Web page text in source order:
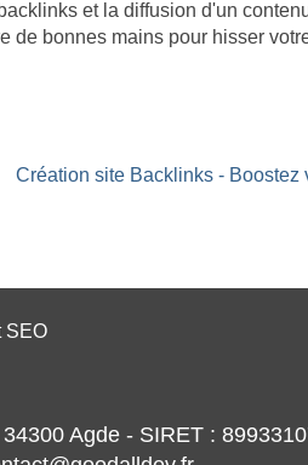
et la diffusion d'un
bonnes mains pour hisser
Création site Backlinks - Boostez
SEO
Agde - SIRET :